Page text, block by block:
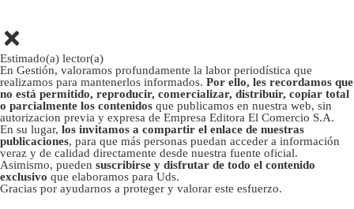
Estimado(a) lector(a)
En Gestión, valoramos profundamente la labor periodística que
realizamos para mantenerlos informados. Por ello, les recordamos que
no está permitido, reproducir, comercializar, distribuir, copiar total
o parcialmente los contenidos que publicamos en nuestra web, sin
autorizacion previa y expresa de Empresa Editora El Comercio S.A.
En su lugar, los invitamos a compartir el enlace de nuestras
publicaciones, para que más personas puedan acceder a información
veraz y de calidad directamente desde nuestra fuente oficial.
Asimismo, pueden suscribirse y disfrutar de todo el contenido
exclusivo que elaboramos para Uds.
Gracias por ayudarnos a proteger y valorar este esfuerzo.